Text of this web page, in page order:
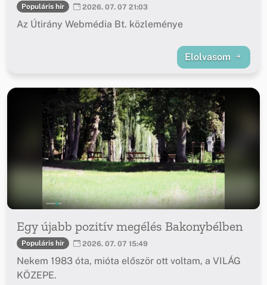
Populáris hír 2026. 07. 07 21:03
Az Útirány Webmédia Bt. közleménye
Elolvasom
Egy újabb pozitív megélés Bakonybélben
Populáris hír 2026. 07. 07 15:49
Nekem 1983 óta, mióta először ott voltam, a VILÁG
KÖZEPE.